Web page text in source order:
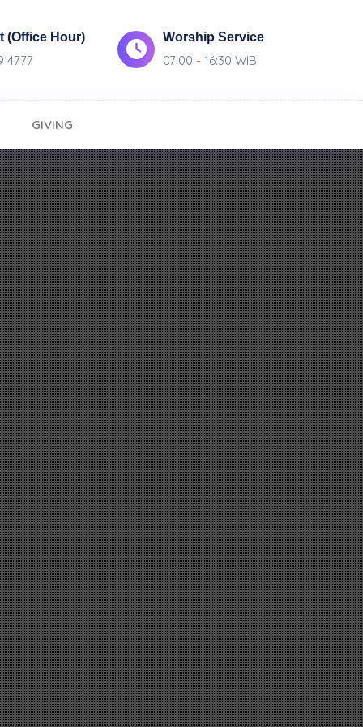
(Office Hour)
4777
Worship Service
07:00 - 16:30 WIB
GIVING